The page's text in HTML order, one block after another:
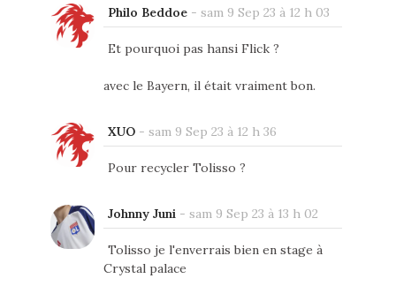
Philo Beddoe- sam 9 Sep 23 à 12 h 03
Et pourquoi pas hansi Flick ?
avec le Bayern, il était vraiment bon.
XUO- sam 9 Sep 23 à 12 h 36
Pour recycler Tolisso ?
Johnny Juni - sam 9 Sep 23 à 13 h 02
Tolisso je l'enverrais bien en stage à
Crystal palace